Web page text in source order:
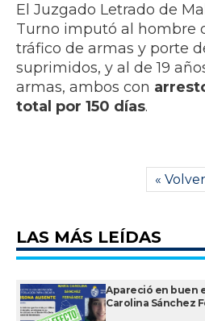
El Juzgado Letrado de
Turno imputó al hombre
tráfico de armas y porte
suprimidos, y al de 19
armas, ambos con
total por 150 días.
« Volver
LAS MÁS LEÍDAS
Apareció en buen
Carolina Sánchez